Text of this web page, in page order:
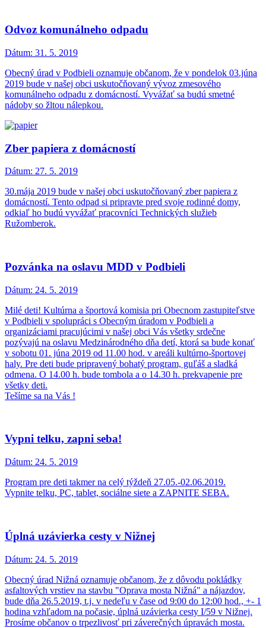
Odvoz komunálneho odpadu
Dátum: 31. 5. 2019
Obecný úrad v Podbieli oznamuje občanom, že v pondelok 03.júna
2019 bude v našej obci uskutočňovaný vývoz zmesového
komunálneho odpadu z domácností. Vyvážať sa budú smetné
nádoby so žltou nálepkou.
Zber papiera z domácností
Dátum: 27. 5. 2019
30.mája 2019 bude v našej obci uskutočňovaný zber papiera z
domácností. Tento odpad si pripravte pred svoje rodinné domy,
odkiaľ ho budú vyvážať pracovníci Technických služieb
Ružomberok.
Pozvánka na oslavu MDD v Podbieli
Dátum: 24. 5. 2019
Milé deti! Kultúrna a športová komisia pri Obecnom zastupiteľstve
v Podbieli v spolupráci s Obecným úradom v Podbieli a
organizáciami pracujúcimi v našej obci Vás všetky srdečne
pozývajú na oslavu Medzinárodného dňa detí, ktorá sa bude konať
v sobotu 01. júna 2019 od 11.00 hod. v areáli kultúrno-športovej
haly. Pre deti bude pripravený bohatý program, guľáš a sladká
odmena. O 14.00 h. bude tombola a o 14.30 h. prekvapenie pre
všetky deti.
Tešíme sa na Vás !
Vypni telku, zapni seba!
Dátum: 24. 5. 2019
Program pre deti takmer na celý týždeň 27.05.-02.06.2019.
Vypnite telku, PC, tablet, sociálne siete a ZAPNITE SEBA.
Úplná uzávierka cesty v Nižnej
Dátum: 24. 5. 2019
Obecný úrad Nižná oznamuje občanom, že z dôvodu pokládky
asfaltových vrstiev na stavbu "Oprava mosta Nižná" a nájazdov,
bude dňa 26.5.2019, t.j. v nedeľu v čase od 9:00 do 12:00 hod., +- 1
hodina vzhľadom na počasie, úplná uzávierka cesty I/59 v Nižnej.
Prosíme občanov o trpezlivosť pri záverečných úpravách mosta.